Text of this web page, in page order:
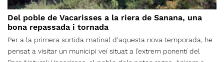
Del poble de Vacarisses a la riera de Sanana, una
bona repassada i tornada
Per a la primera sortida matinal d'aquesta nova temporada, he
pensat a visitar un municipi veí situat a l’extrem ponentí del